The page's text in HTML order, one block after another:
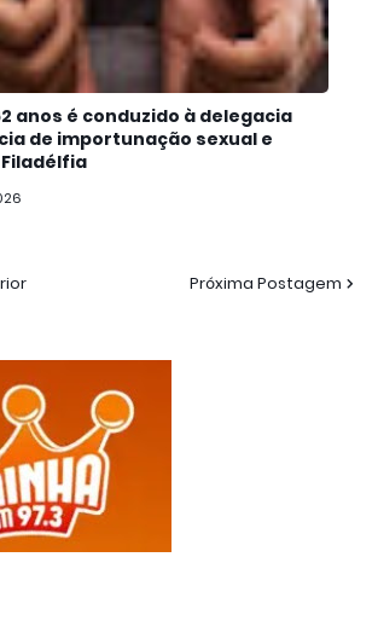
anos é conduzido à delegacia
de importunação sexual e
Próxima Postagem